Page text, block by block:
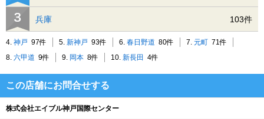
兵庫 103件
4. 神戸 97件 5. 新神戸 93件 6. 春日野道 80件 7. 元町 71件
8. 六甲道 9件 9. 岡本 8件 10. 新長田 4件
この店舗にお問合せする
株式会社エイブル神戸国際センター